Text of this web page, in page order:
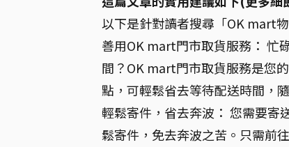
以下是針對讀者搜尋「OK mart
善用OK mart門市取貨服務： 忙
間？OK mart門市取貨服務是您
點，可輕鬆省去等待配送時間，
輕鬆寄件，省去奔波： 您需要寄
鬆寄件，免去奔波之苦。只需前